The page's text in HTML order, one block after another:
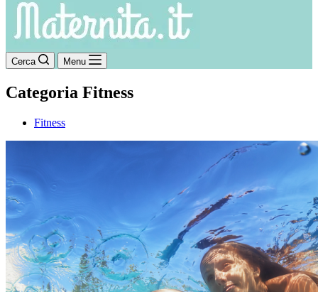
Cerca Menu
Categoria Fitness
Fitness